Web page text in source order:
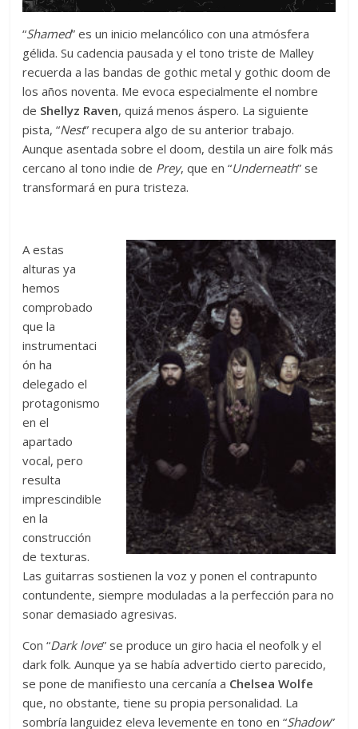
“Shamed” es un inicio melancólico con una atmósfera
gélida. Su cadencia pausada y el tono triste de Malley
recuerda a las bandas de gothic metal y gothic doom de
los años noventa. Me evoca especialmente el nombre
de Shellyz Raven, quizá menos áspero. La siguiente
pista, “Nest” recupera algo de su anterior trabajo.
Aunque asentada sobre el doom, destila un aire folk más
cercano al tono indie de Prey, que en “Underneath” se
transformará en pura tristeza.
A estas
alturas ya
hemos
comprobado
que la
instrumentaci
ón ha
delegado el
protagonismo
en el
apartado
vocal, pero
resulta
imprescindible
en la
construcción
de texturas.
Las guitarras sostienen la voz y ponen el contrapunto
contundente, siempre moduladas a la perfección para no
sonar demasiado agresivas.
Con “Dark love” se produce un giro hacia el neofolk y el
dark folk. Aunque ya se había advertido cierto parecido,
se pone de manifiesto una cercanía a Chelsea Wolfe
que, no obstante, tiene su propia personalidad. La
sombría languidez eleva levemente en tono en “Shadow”